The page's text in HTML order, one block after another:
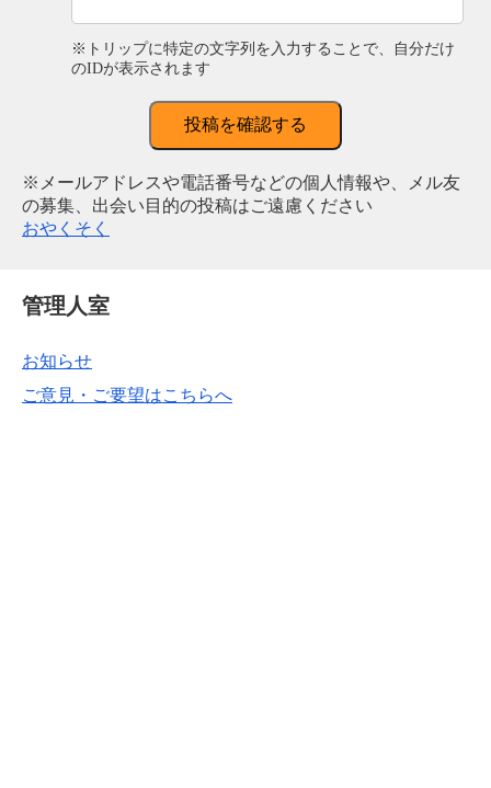
※トリップに特定の文字列を入力することで、自分だけ
のIDが表示されます
投稿を確認する
※メールアドレスや電話番号などの個人情報や、メル友
の募集、出会い目的の投稿はご遠慮ください
おやくそく
管理人室
お知らせ
ご意見・ご要望はこちらへ